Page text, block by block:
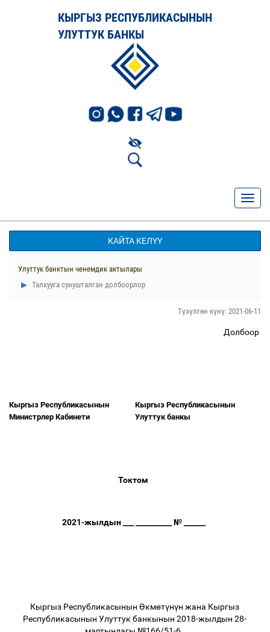
КЫРГЫЗ РЕСПУБЛИКАСЫНЫН
УЛУТТУК БАНКЫ
КАЙТА КЕЛҮҮ
Улуттук банктын ченемдик актылары
Талкууга сунушталган долбоорлор
Түзүлгөн күнү: 2021-06-11
Долбоор
Кыргыз Республикасынын
Министрлер Кабинети
Кыргыз Республикасынын
Улуттук банкы
Токтом
2021-жылдын ___ __________ № ______
Кыргыз РеспубликасынынӨкмөтүнүн жана Кыргыз
Республикасынын Улуттук банкынын 2018-жылдын 28-